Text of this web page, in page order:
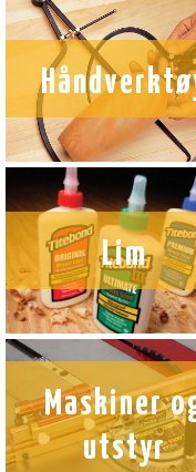
Lim
Maskiner
utstyr